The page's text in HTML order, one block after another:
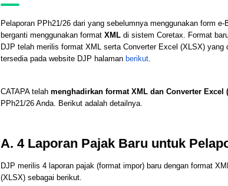
Pelaporan PPh21/26 dari yang sebelumnya menggunakan form
berganti menggunakan format XMLdi sistem Coretax. Format
DJP telah merilis format XML serta Converter Excel (XLSX)
tersedia pada website DJP halaman berikut.
CATAPA telah menghadirkan format XML dan Converter Excel
PPh21/26 Anda. Berikut adalah detailnya.
A. 4 Laporan Pajak Baru untuk
DJP merilis 4 laporan pajak (format impor) baru dengan format
(XLSX) sebagai berikut.